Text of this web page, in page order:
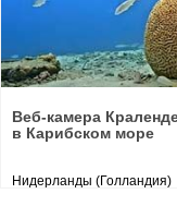
Веб-камера
в Карибском море
Нидерланды (Голландия)